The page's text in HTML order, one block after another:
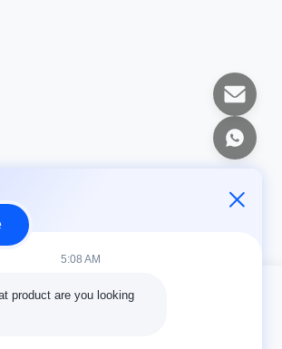
5:08 AM
product are you looking